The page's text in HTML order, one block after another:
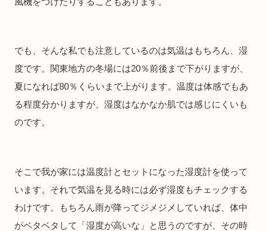
でも、そんな私でも注意しているのは気温はもちろん、湿
度です。関東地方の冬場には20％前後まで下がりますが、
夏になれば80％くらいまで上がります。温度は体感でもあ
る程度分かりますが、湿度はなかなか肌では感じにくいも
のです。
そこで我が家には温度計とセットになった湿度計を使って
います。それで気温を見る時には必ず湿度もチェックする
わけです。もちろん雨が降ってジメジメしていれば、体中
がベタベタして「湿度が高いな」と思うのですが、その時